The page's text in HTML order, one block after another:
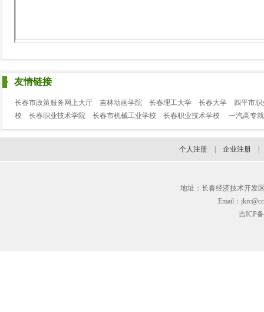
友情链接
长春市政策服务网上大厅 吉林动画学院 长春理工大学 长春大学
四平市
校
长春职业技术学院 长春市机械工业学校 长春职业技术学校 一汽高专
个人注册 企业注册
地址：长春经济技术开发
Email：
吉ICP